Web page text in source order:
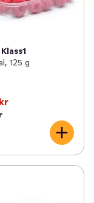
125 g